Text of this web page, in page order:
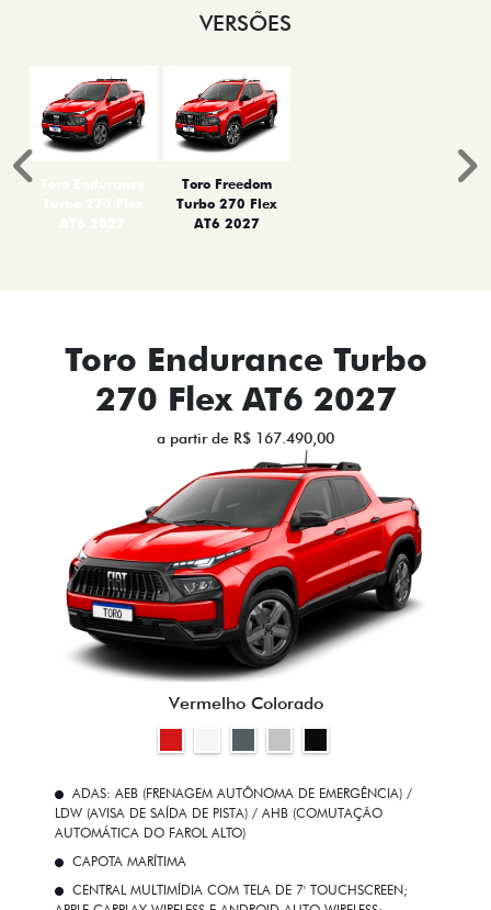
VERSÕES
Toro Freedom
Turbo 270 Flex
AT6 2027
Anterior
Toro Endurance Turbo
270 Flex AT6 2027
a partir de R$ 167.490,00
Vermelho Colorado
ADAS: AEB (FRENAGEM AUTÔNOMA DE EMERGÊNCIA) /
LDW (AVISA DE SAÍDA DE PISTA) / AHB (COMUTAÇÃO
AUTOMÁTICA DO FAROL ALTO)
CAPOTA MARÍTIMA
CENTRAL MULTIMÍDIA COM TELA DE 7' TOUCHSCREEN;